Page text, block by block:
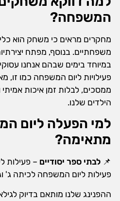
המשפחה?
מחקרים מראים כי משחק הוא
משפחתיים. בנוסף, מפתח
במיוחד בימים שבהם אנחנו
פעילויות ליום המשפחה כמו זו,
ממסכים, לבלות זמן איכות אמיתי
הילדים שלנו.
למי הפעלה ליום
מתאימה?
📌 לבתי ספר יסודיים – פעילות
פעילות ליום המשפחה לכיתה ג'
ההפנינג שלנו מותאם בדיוק